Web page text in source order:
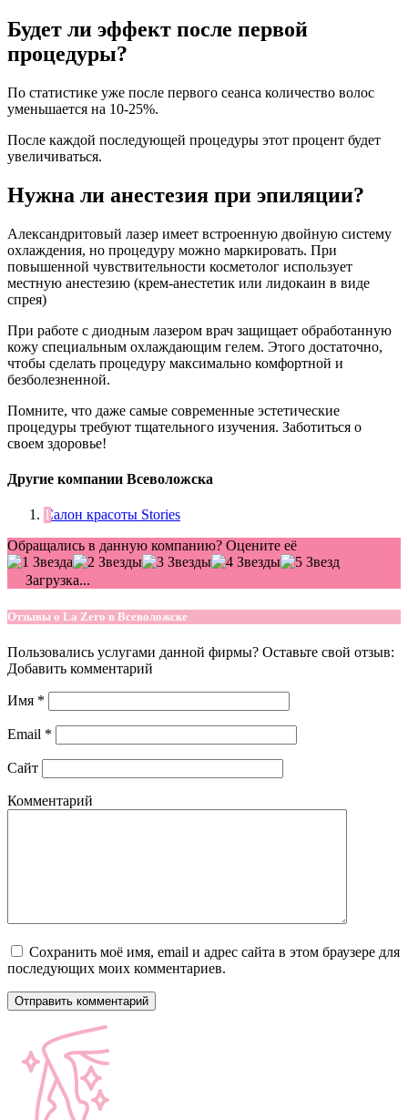
Будет ли эффект после первой
процедуры?
По статистике уже после первого сеанса количество волос
уменьшается на 10-25%.
После каждой последующей процедуры этот процент будет
увеличиваться.
Нужна ли анестезия при эпиляции?
Александритовый лазер имеет встроенную двойную систему
охлаждения, но процедуру можно маркировать. При
повышенной чувствительности косметолог использует
местную анестезию (крем-анестетик или лидокаин в виде
спрея)
При работе с диодным лазером врач защищает обработанную
кожу специальным охлаждающим гелем. Этого достаточно,
чтобы сделать процедуру максимально комфортной и
безболезненной.
Помните, что даже самые современные эстетические
процедуры требуют тщательного изучения. Заботиться о
своем здоровье!
Другие компании Всеволожска
Салон красоты Stories
Обращались в данную компанию? Оцените её
Загрузка...
Отзывы о La Zero в Всеволожске
Пользовались услугами данной фирмы? Оставьте свой отзыв:
Добавить комментарий
Имя *
Email *
Сайт
Комментарий
Сохранить моё имя, email и адрес сайта в этом браузере для
последующих моих комментариев.